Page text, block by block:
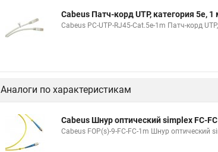
Cabeus Патч-корд UTP, категория 5e,
Cabeus PC-UTP-RJ45-Cat.5e-1m Патч-корд
Аналоги по характеристикам
Cabeus Шнур оптический simplex FC-
Cabeus FOP(s)-9-FC-FC-1m Шнур оптический